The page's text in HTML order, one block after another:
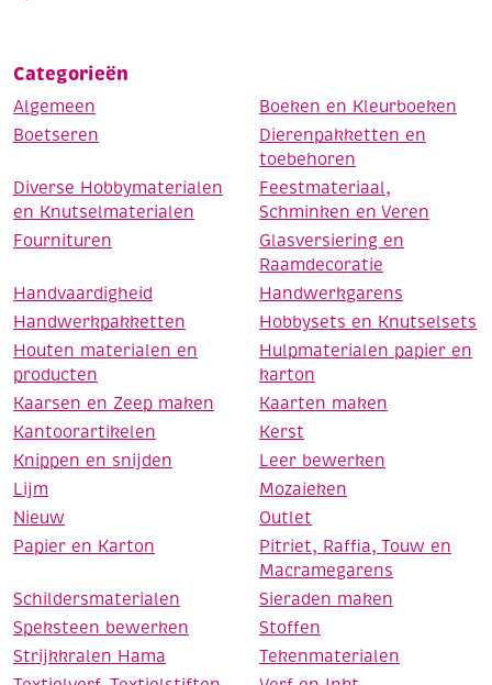
Categorieën
Algemeen
Boeken en Kleurboeken
Boetseren
Dierenpakketten en
toebehoren
Diverse Hobbymaterialen
en Knutselmaterialen
Feestmateriaal,
Schminken en Veren
Fournituren
Glasversiering en
Raamdecoratie
Handvaardigheid
Handwerkgarens
Handwerkpakketten
Hobbysets en Knutselsets
Houten materialen en
producten
Hulpmaterialen papier en
karton
Kaarsen en Zeep maken
Kaarten maken
Kantoorartikelen
Kerst
Knippen en snijden
Leer bewerken
Lijm
Mozaieken
Nieuw
Outlet
Papier en Karton
Pitriet, Raffia, Touw en
Macramegarens
Schildersmaterialen
Sieraden maken
Speksteen bewerken
Stoffen
Strijkkralen Hama
Tekenmaterialen